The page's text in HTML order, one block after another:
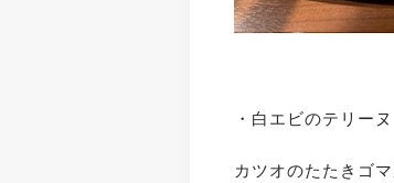
・白エビのテリーヌ
カツオのたたきゴ